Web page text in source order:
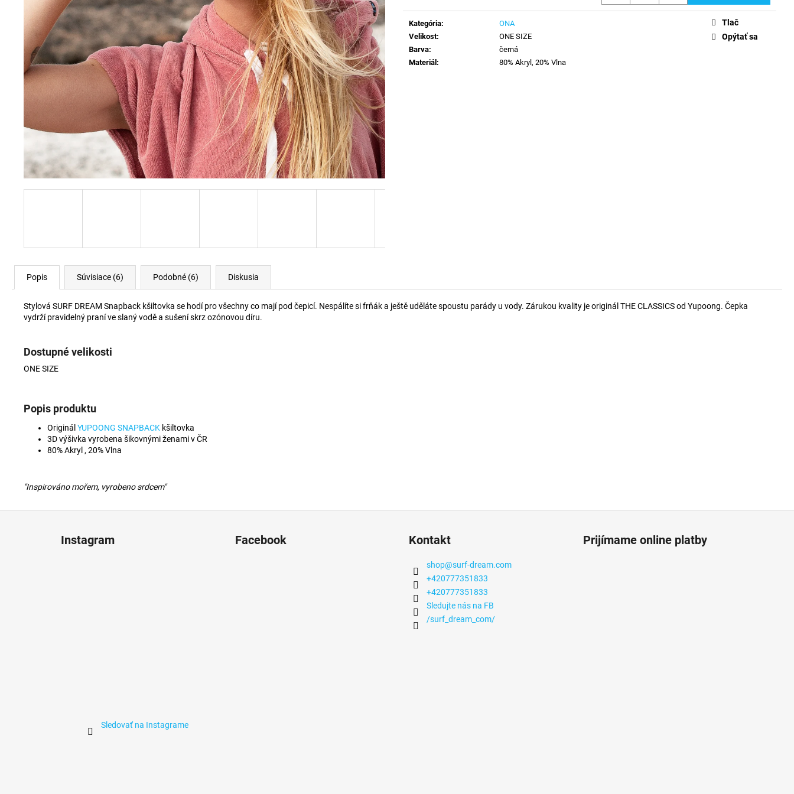
Kategória:
ONA
Velikost:
ONE SIZE
Barva:
černá
Materiál: 80% Akryl, 20% Vlna
Tlač
Opýtať sa
Popis Súvisiace (6) Podobné (6) Diskusia
Stylová SURF DREAM Snapback kšiltovka se hodí pro všechny co mají pod čepicí. Nespálíte si frňák a ještě uděláte spoustu parády u vody. Zárukou kvality je originál THE CLASSICS od Yupoong. Čepka
vydrží pravidelný praní ve slaný vodě a sušení skrz ozónovou díru.
Dostupné velikosti
ONE SIZE
Popis produktu
Originál YUPOONG SNAPBACK kšiltovka
3D výšivka vyrobena šikovnými ženami v ČR
80% Akryl , 20% Vlna
"Inspirováno mořem, vyrobeno srdcem"
Instagram
Sledovať na Instagrame
Facebook Kontakt
shop@surf-dream.com
+420777351833
+420777351833
Sledujte nás na FB
/surf_dream_com/
Prijímame online platby